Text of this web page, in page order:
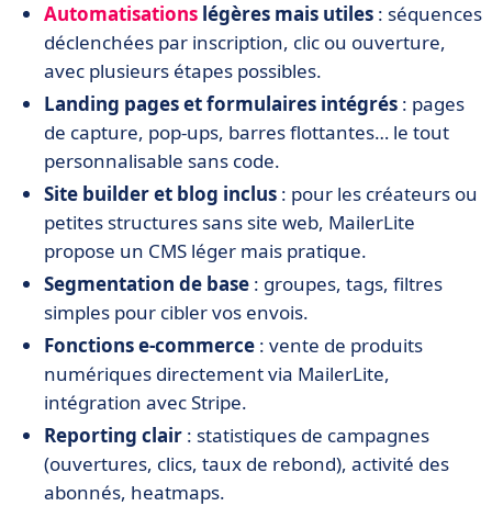
Automatisations légères mais utiles : séquences
déclenchées par inscription, clic ou ouverture,
avec plusieurs étapes possibles.
Landing pages et formulaires intégrés : pages
de capture, pop-ups, barres flottantes… le tout
personnalisable sans code.
Site builder et blog inclus : pour les créateurs ou
petites structures sans site web, MailerLite
propose un CMS léger mais pratique.
Segmentation de base : groupes, tags, filtres
simples pour cibler vos envois.
Fonctions e-commerce : vente de produits
numériques directement via MailerLite,
intégration avec Stripe.
Reporting clair : statistiques de campagnes
(ouvertures, clics, taux de rebond), activité des
abonnés, heatmaps.